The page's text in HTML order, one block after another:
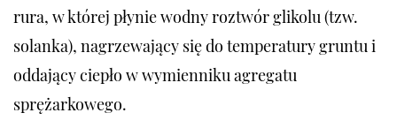
rura, w której płynie wodny roztwór glikolu (tzw.
solanka), nagrzewający się do temperatury gruntu i
oddający ciepło w wymienniku agregatu
sprężarkowego.